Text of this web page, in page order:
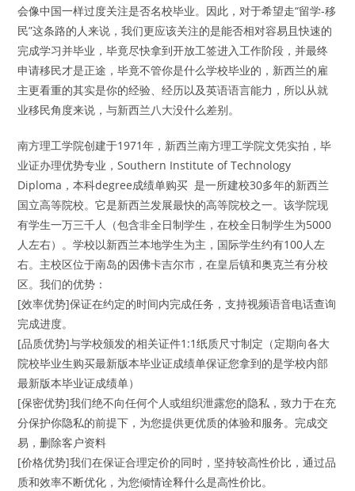
会像中国一样过度关注是否名校毕业。因此，对于希望走“留学-移
民”这条路的人来说，我们更应该关注的是能否相对容易且快速的
完成学习并毕业，毕竟尽快拿到开放工签进入工作阶段，并最终
申请移民才是正途，毕竟不管你是什么学校毕业的，新西兰的雇
主更看重的其实是你的经验、经历以及英语语言能力，所以从就
业移民角度来说，与新西兰八大没什么差别。
南方理工学院创建于1971年，新西兰南方理工学院文凭实拍，毕
业证办理优势专业，Southern Institute of Technology
Diploma，本科degree成绩单购买 是一所建校30多年的新西兰
国立高等院校。它是新西兰发展最快的高等院校之一。该学院现
有学生一万三千人（包含非全日制学生，在校全日制学生为5000
人左右）。学校以新西兰本地学生为主，国际学生约有100人左
右。主校区位于南岛的因佛卡吉尔市，在皇后镇和奥克兰有分校
区。我们的优势：
[效率优势]保证在约定的时间内完成任务，支持视频语音电话查询
完成进度。
[品质优势]与学校颁发的相关证件1:1纸质尺寸制定（定期向各大
院校毕业生购买最新版本毕业证成绩单保证您拿到的是学校内部
最新版本毕业证成绩单）
[保密优势]我们绝不向任何个人或组织泄露您的隐私，致力于在充
分保护你隐私的前提下，为您提供更优质的体验和服务。完成交
易，删除客户资料
[价格优势]我们在保证合理定价的同时，坚持较高性价比，通过品
质和效率不断优化，为您倾情诠释什么是高性价比。